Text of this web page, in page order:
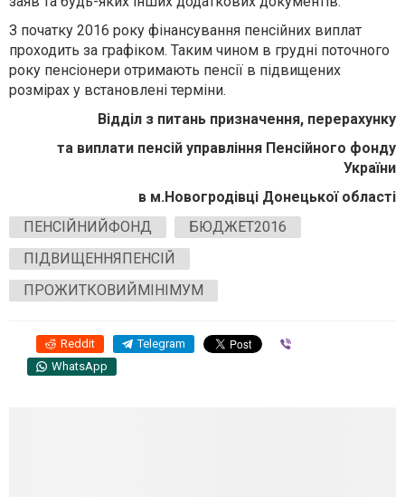
З початку 2016 року фінансування пенсійних виплат
проходить за графіком. Таким чином в грудні поточного
року пенсіонери отримають пенсії в підвищених
розмірах у встановлені терміни.
Відділ з питань призначення, перерахунку
та виплати пенсій управління Пенсійного фонду
України
в м.Новогродівці Донецької області
ПЕНСІЙНИЙФОНД
БЮДЖЕТ2016
ПІДВИЩЕННЯПЕНСІЙ
ПРОЖИТКОВИЙМІНІМУМ
Reddit Telegram
WhatsApp